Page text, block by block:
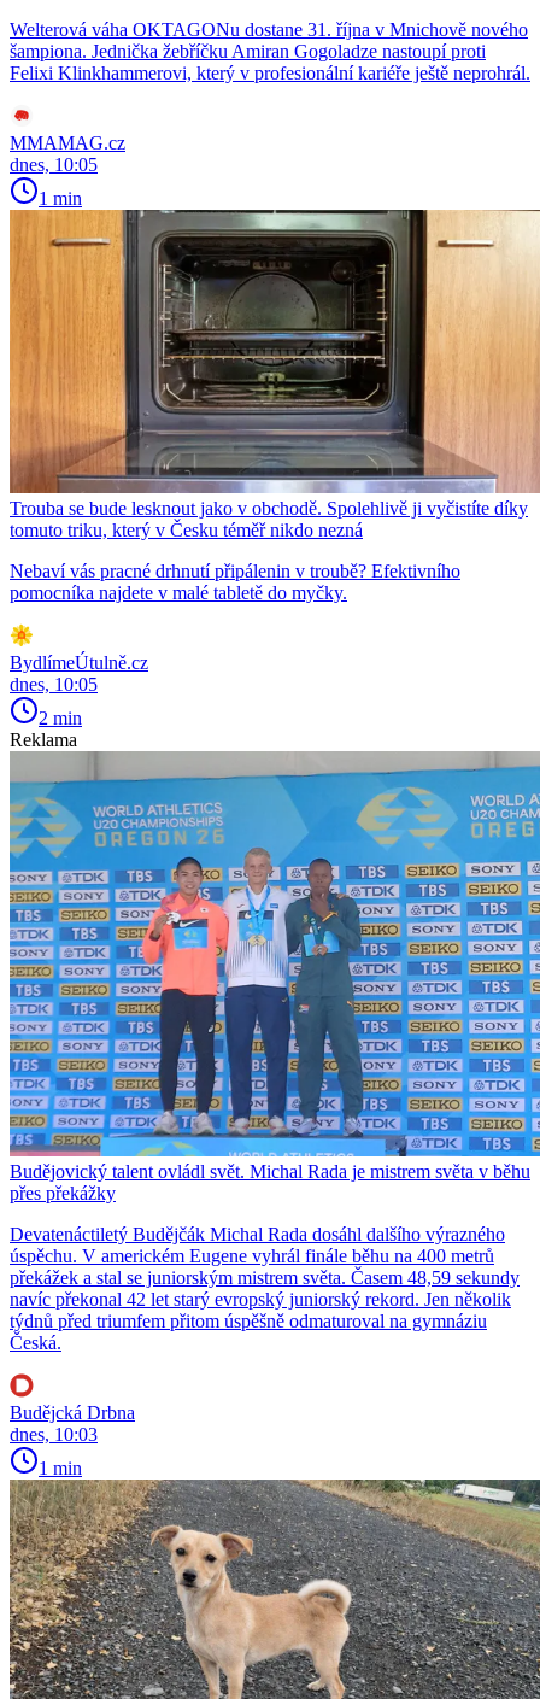
Welterová váha OKTAGONu dostane 31. října v Mnichově nového
šampiona. Jednička žebříčku Amiran Gogoladze nastoupí proti
Felixi Klinkhammerovi, který v profesionální kariéře ještě neprohrál.
MMAMAG.cz
dnes, 10:05
1 min
Trouba se bude lesknout jako v obchodě. Spolehlivě ji vyčistíte díky
tomuto triku, který v Česku téměř nikdo nezná
Nebaví vás pracné drhnutí připálenin v troubě? Efektivního
pomocníka najdete v malé tabletě do myčky.
BydlímeÚtulně.cz
dnes, 10:05
2 min
Reklama
Budějovický talent ovládl svět. Michal Rada je mistrem světa v běhu
přes překážky
Devatenáctiletý Budějčák Michal Rada dosáhl dalšího výrazného
úspěchu. V americkém Eugene vyhrál finále běhu na 400 metrů
překážek a stal se juniorským mistrem světa. Časem 48,59 sekundy
navíc překonal 42 let starý evropský juniorský rekord. Jen několik
týdnů před triumfem přitom úspěšně odmaturoval na gymnáziu
Česká.
Budějcká Drbna
dnes, 10:03
1 min